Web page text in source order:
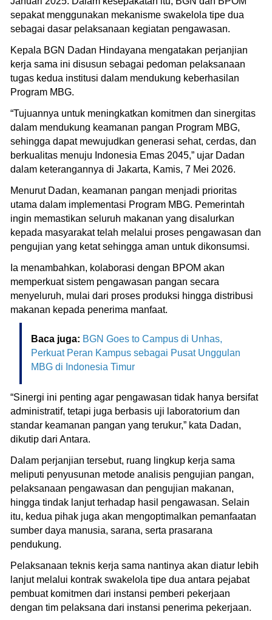
sepakat menggunakan mekanisme swakelola tipe dua
sebagai dasar pelaksanaan kegiatan pengawasan.
Kepala BGN Dadan Hindayana mengatakan perjanjian
kerja sama ini disusun sebagai pedoman pelaksanaan
tugas kedua institusi dalam mendukung keberhasilan
Program MBG.
“Tujuannya untuk meningkatkan komitmen dan sinergitas
dalam mendukung keamanan pangan Program MBG,
sehingga dapat mewujudkan generasi sehat, cerdas, dan
berkualitas menuju Indonesia Emas 2045,” ujar Dadan
dalam keterangannya di Jakarta, Kamis, 7 Mei 2026.
Menurut Dadan, keamanan pangan menjadi prioritas
utama dalam implementasi Program MBG. Pemerintah
ingin memastikan seluruh makanan yang disalurkan
kepada masyarakat telah melalui proses pengawasan dan
pengujian yang ketat sehingga aman untuk dikonsumsi.
Ia menambahkan, kolaborasi dengan BPOM akan
memperkuat sistem pengawasan pangan secara
menyeluruh, mulai dari proses produksi hingga distribusi
makanan kepada penerima manfaat.
Baca juga: BGN Goes to Campus di Unhas,
Perkuat Peran Kampus sebagai Pusat Unggulan
MBG di Indonesia Timur
“Sinergi ini penting agar pengawasan tidak hanya bersifat
administratif, tetapi juga berbasis uji laboratorium dan
standar keamanan pangan yang terukur,” kata Dadan,
dikutip dari Antara.
Dalam perjanjian tersebut, ruang lingkup kerja sama
meliputi penyusunan metode analisis pengujian pangan,
pelaksanaan pengawasan dan pengujian makanan,
hingga tindak lanjut terhadap hasil pengawasan. Selain
itu, kedua pihak juga akan mengoptimalkan pemanfaatan
sumber daya manusia, sarana, serta prasarana
pendukung.
Pelaksanaan teknis kerja sama nantinya akan diatur lebih
lanjut melalui kontrak swakelola tipe dua antara pejabat
pembuat komitmen dari instansi pemberi pekerjaan
dengan tim pelaksana dari instansi penerima pekerjaan.